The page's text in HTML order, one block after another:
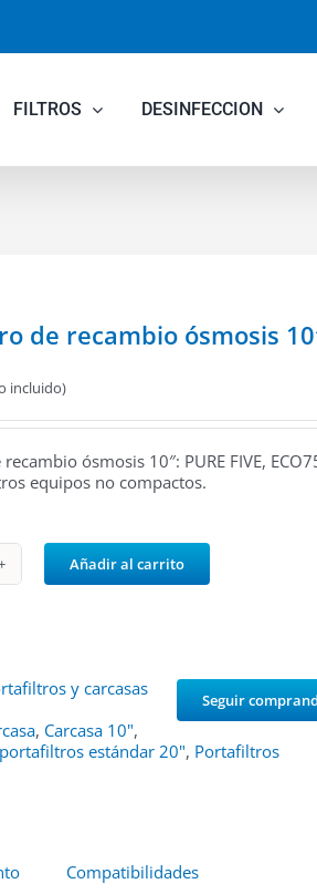
FILTROS DESINFECCION
de recambio ósmosis
incluido)
ósmosis 10″: PURE FIVE,
equipos no compactos.
Añadir al carrito
Seguir
y carcasas
, Carcasa 10",
portafiltros estándar 20", Portafiltros
Compatibilidades